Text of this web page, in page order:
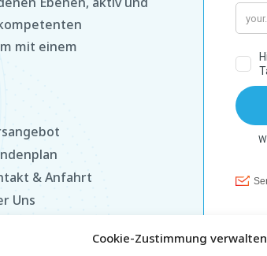
Cookie-Zustimmung verwalten
mit einem
& Anfahrt
Uns